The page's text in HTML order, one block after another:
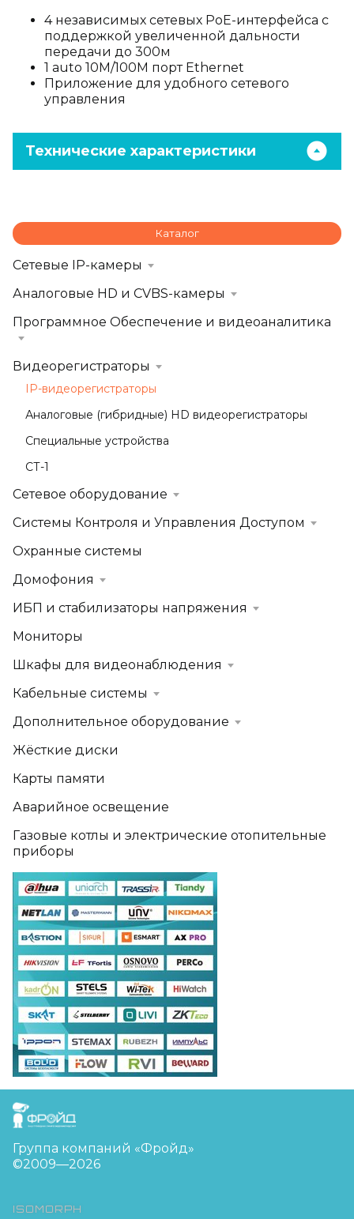
4 независимых сетевых PoE-интерфейса с
поддержкой увеличенной дальности
передачи до 300м
1 auto 10M/100M порт Ethernet
Приложение для удобного сетевого
управления
Технические характеристики
Каталог
Сетевые IP-камеры
Аналоговые HD и CVBS-камеры
Программное Обеспечение и видеоаналитика
Видеорегистраторы
IP-видеорегистраторы
Аналоговые (гибридные) HD видеорегистраторы
Специальные устройства
СТ-1
Сетевое оборудование
Системы Контроля и Управления Доступом
Охранные системы
Домофония
ИБП и стабилизаторы напряжения
Мониторы
Шкафы для видеонаблюдения
Кабельные системы
Дополнительное оборудование
Жёсткие диски
Карты памяти
Аварийное освещение
Газовые котлы и электрические отопительные
приборы
FreudGroup
Группа компаний «Фройд»
©2009—2026
ISOMORPH